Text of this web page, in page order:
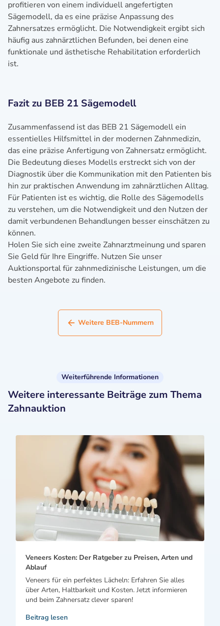
profitieren von einem individuell angefertigten
Sägemodell, da es eine präzise Anpassung des
Zahnersatzes ermöglicht. Die Notwendigkeit ergibt sich
häufig aus zahnärztlichen Befunden, bei denen eine
funktionale und ästhetische Rehabilitation erforderlich
ist.
Fazit zu BEB 21 Sägemodell
Zusammenfassend ist das BEB 21 Sägemodell ein
essentielles Hilfsmittel in der modernen Zahnmedizin,
das eine präzise Anfertigung von Zahnersatz ermöglicht.
Die Bedeutung dieses Modells erstreckt sich von der
Diagnostik über die Kommunikation mit den Patienten bis
hin zur praktischen Anwendung im zahnärztlichen Alltag.
Für Patienten ist es wichtig, die Rolle des Sägemodells
zu verstehen, um die Notwendigkeit und den Nutzen der
damit verbundenen Behandlungen besser einschätzen zu
können.
Holen Sie sich eine zweite Zahnarztmeinung und sparen
Sie Geld für Ihre Eingriffe. Nutzen Sie unser
Auktionsportal für zahnmedizinische Leistungen, um die
besten Angebote zu finden.
Weitere BEB-Nummern
Weiterführende Informationen
Weitere interessante Beiträge zum Thema
Zahnauktion
Veneers Kosten: Der Ratgeber zu Preisen, Arten und
Ablauf
Veneers für ein perfektes Lächeln: Erfahren Sie alles
über Arten, Haltbarkeit und Kosten. Jetzt informieren
und beim Zahnersatz clever sparen!
Beitrag lesen